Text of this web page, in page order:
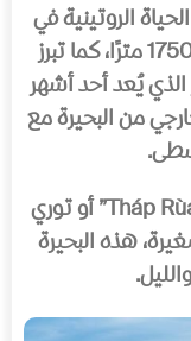
الروتينية في
جو طبيعي ومياه عذبة يبلغ محيطها 1750 مترًا، كما تبرز
الذي يُعد أحد أشهر
من البحيرة مع
وفي الجزء الجنوبي من البحيرة يوجد “Tháp Rùa” أو توري
هذه البحيرة